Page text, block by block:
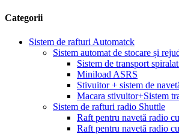
Categorii
Sistem de rafturi Automatck
Sistem automat de stocare și
Sistem de transport
Miniload ASRS
Stivuitor + sistem de
Macara stivuitor+Sistem
Sistem de rafturi radio Shuttle
Raft pentru navetă radio
Raft pentru navetă radio